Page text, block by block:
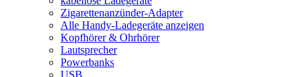
Zigarettenanzünder-Adapter
Alle Handy-Ladegeräte anzeigen
Kopfhörer & Ohrhörer
Lautsprecher
Powerbanks
USB